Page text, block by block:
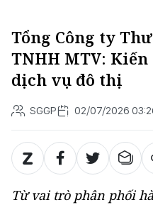
Tổng Công ty
TNHH MTV:
dịch vụ đô thị
SGGP 02/07/2026
Từ vai trò phân phối